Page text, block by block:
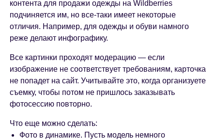
контента для продажи одежды на Wildberries
подчиняется им, но все-таки имеет некоторые
отличия. Например, для одежды и обуви намного
реже делают инфографику.
Все картинки проходят модерацию — если
изображение не соответствует требованиям, карточка
не попадет на сайт. Учитывайте это, когда организуете
съемку, чтобы потом не пришлось заказывать
фотосессию повторно.
Что еще можно сделать:
Фото в динамике. Пусть модель немного